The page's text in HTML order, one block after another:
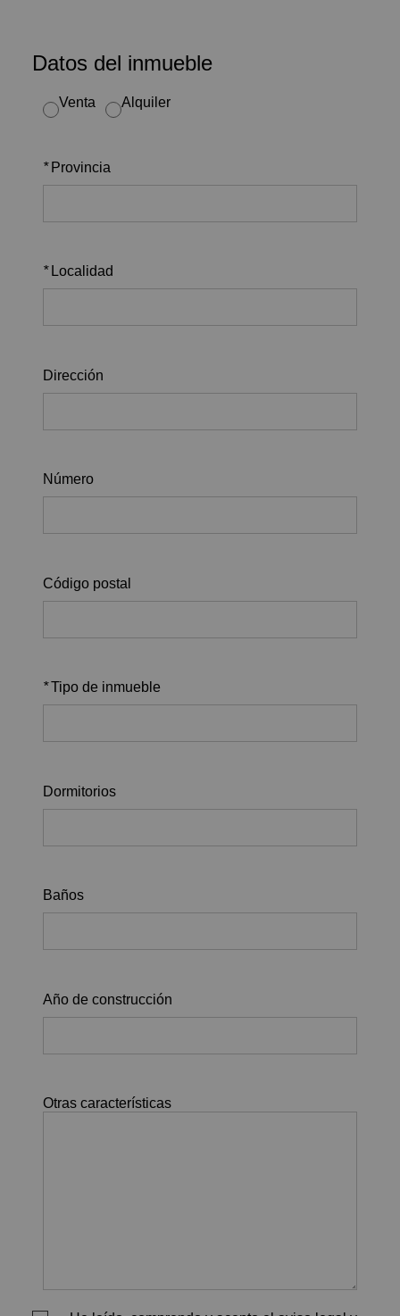
Datos del inmueble
Venta Alquiler
* Provincia
* Localidad
Dirección
Número
Código postal
*Tipo de inmueble
Dormitorios
Baños
Año de construcción
Otras características